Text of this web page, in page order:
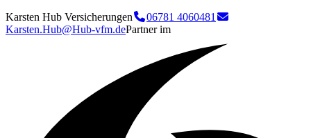
Karsten Hub Versicherungen
06781 4060481
Karsten.Hub@Hub-vfm.dePartner im